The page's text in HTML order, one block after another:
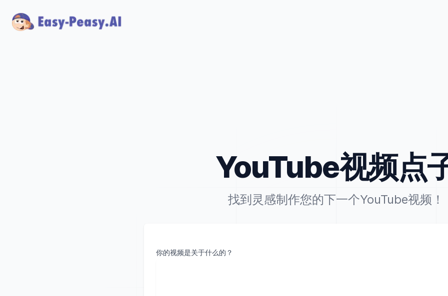
YouTube视频点
找到灵感制作您的下一个YouTube视频！
你的视频是关于什么的？